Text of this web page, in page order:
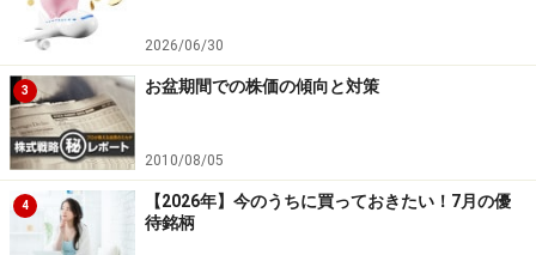
表は、先ほどの検証結果において勝率が高かった銘柄の
ランキングです。
システムトレードの達人
ランキング上位の銘柄を見ると、「テクノアルファ＜
3089＞」「バイタルケーエスケー・ホールディングス＜
2026/06/30
3 お盆期間での株価の傾向と対策
2010/08/05
4
【2026年】今のうちに買っておきたい！7月の優
待銘柄